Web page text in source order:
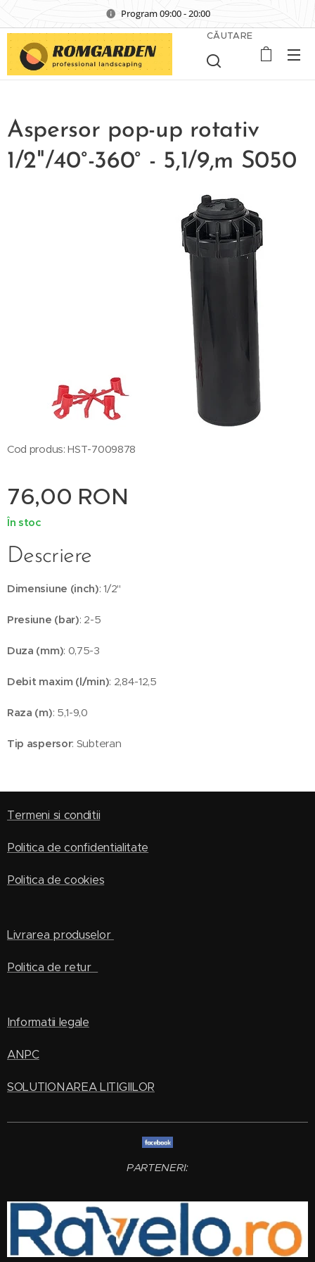
Program 09:00 - 20:00
CĂUTARE
Aspersor pop-up rotativ
1/2"/40°-360° - 5,1/9,m S050
Cod produs: HST-7009878
76,00 RON
În stoc
Descriere
Dimensiune (inch): 1/2"
Presiune (bar): 2-5
Duza (mm): 0,75-3
Debit maxim (l/min): 2,84-12,5
Raza (m): 5,1-9,0
Tip aspersor: Subteran
Termeni si conditii
Politica de confidentialitate
Politica de cookies
Livrarea produselor
Politica de retur
Informatii legale
ANPC
SOLUTIONAREA LITIGIILOR
PARTENERI: